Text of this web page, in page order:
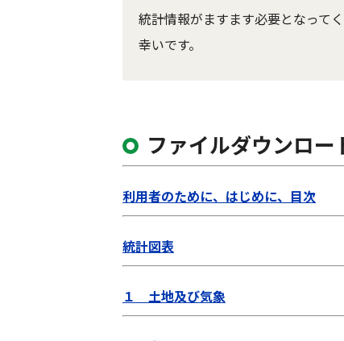
統計情報がますます必要となって
幸いです。
ファイルダウンロー
利用者のために、はじめに、目次
統計図表
１ 土地及び気象